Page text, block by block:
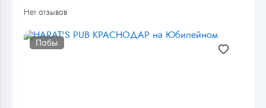
Нет отзывов
Пабы